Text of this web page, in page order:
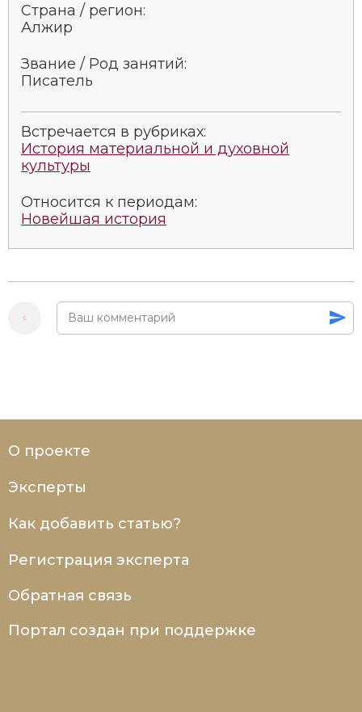
Специальные исторические дисциплины
СССР
Страна / регион:
Алжир
Звание / Род занятий:
Писатель
Встречается в рубриках:
История материальной и духовной
культуры
Относится к периодам:
Новейшая история
О проекте
Эксперты
Как добавить статью?
Регистрация эксперта
Обратная связь
Портал создан при поддержке